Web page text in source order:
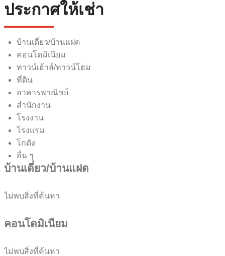
ประกาศให้เช่า
บ้านเดี่ยว/บ้านแฝด
คอนโดมิเนียม
ทาวน์เฮ้าส์/ทาวน์โฮม
ที่ดิน
อาคารพาณิชย์
สำนักงาน
โรงงาน
โรงแรม
โกดัง
อื่น ๆ
บ้านเดี่ยว/บ้านแฝด
ไม่พบสิ่งที่ค้นหา
คอนโดมิเนียม
ไม่พบสิ่งที่ค้นหา